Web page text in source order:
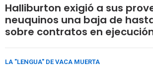
Halliburton exigió a sus
neuquinos una baja de
sobre contratos en
LA "LENGUA" DE VACA MUERTA